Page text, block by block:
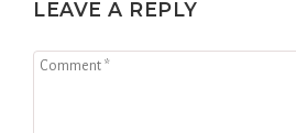
LEAVE A REPLY